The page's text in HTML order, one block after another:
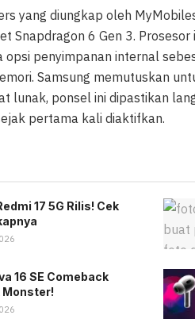
yang diungkap oleh
Snapdragon 6 Gen 3.
opsi penyimpanan internal
Samsung memutuskan
lunak, ponsel ini dipastikan
pertama kali diaktifkan.
17 5G Rilis! Cek
16 SE Comeback
Monster!